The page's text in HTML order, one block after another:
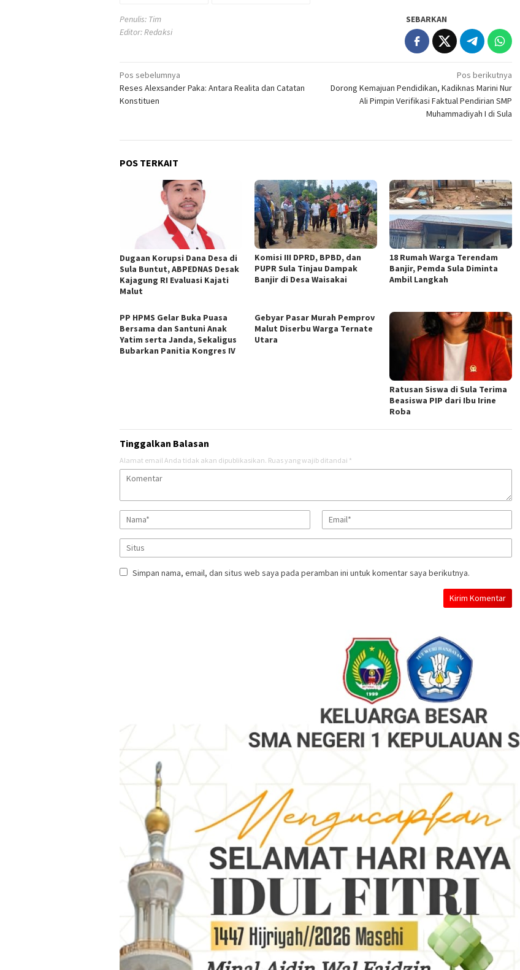
Penulis: Tim
Editor: Redaksi
SEBARKAN
Navigasi
pos
Pos sebelumnya
Reses Alexsander Paka: Antara Realita dan Catatan
Konstituen
Pos berikutnya
Dorong Kemajuan Pendidikan, Kadiknas Marini Nur
Ali Pimpin Verifikasi Faktual Pendirian SMP
Muhammadiyah I di Sula
POS TERKAIT
Dugaan Korupsi Dana Desa di
Sula Buntut, ABPEDNAS Desak
Kajagung RI Evaluasi Kajati
Malut
Komisi III DPRD, BPBD, dan
PUPR Sula Tinjau Dampak
Banjir di Desa Waisakai
18 Rumah Warga Terendam
Banjir, Pemda Sula Diminta
Ambil Langkah
PP HPMS Gelar Buka Puasa
Bersama dan Santuni Anak
Yatim serta Janda, Sekaligus
Bubarkan Panitia Kongres IV
Gebyar Pasar Murah Pemprov
Malut Diserbu Warga Ternate
Utara
Ratusan Siswa di Sula Terima
Beasiswa PIP dari Ibu Irine
Roba
Tinggalkan Balasan
Alamat email Anda tidak akan dipublikasikan. Ruas yang wajib ditandai *
Simpan nama, email, dan situs web saya pada peramban ini untuk komentar saya berikutnya.